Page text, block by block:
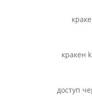
кракен
доступ